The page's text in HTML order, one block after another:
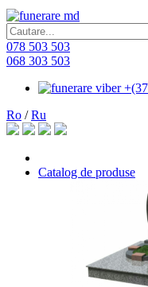
078 503 503
068 303 503
Ro /Ru
Catalog de produse